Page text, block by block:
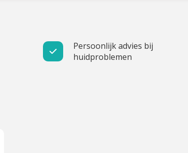
Persoonlijk advies bij
huidproblemen